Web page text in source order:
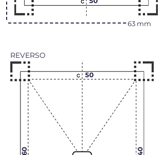
63 mm
REVERSO
50
60 40